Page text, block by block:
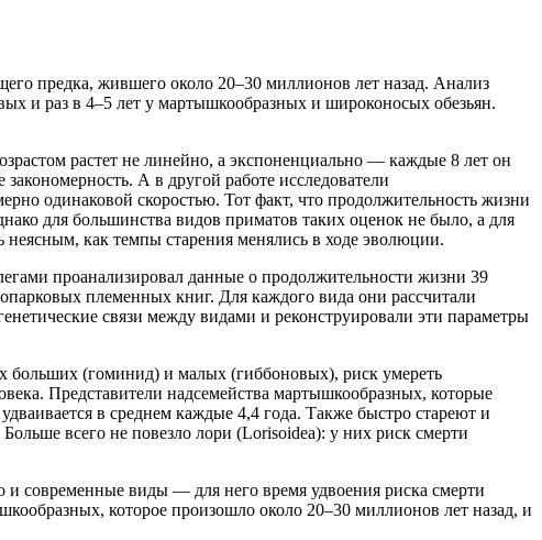
предка, жившего около 20–30 миллионов лет назад. Анализ
и раз в 4–5 лет у мартышкообразных и широконосых обезьян.
растет не линейно, а экспоненциально — каждые 8 лет он
А в другой работе исследователи
одинаковой скоростью. Тот факт, что продолжительность жизни
для большинства видов приматов таких оценок не было, а для
как темпы старения менялись в ходе эволюции.
проанализировал данные о продолжительности жизни 39
племенных книг. Для каждого вида они рассчитали
связи между видами и реконструировали эти параметры
больших (гоминид) и малых (гиббоновых), риск умереть
Представители надсемейства мартышкообразных, которые
в среднем каждые 4,4 года. Также быстро стареют и
всего не повезло лори (Lorisoidea): у них риск смерти
и современные виды — для него время удвоения риска смерти
которое произошло около 20–30 миллионов лет назад, и